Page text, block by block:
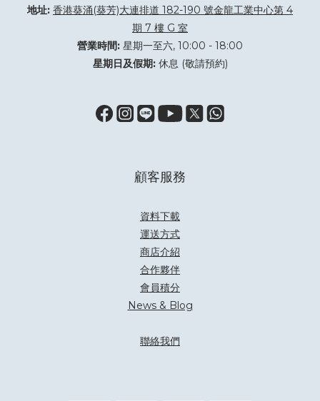
地址: 香港葵涌(葵芳)大連排道 182-190 號金龍工業中心第 4
期 7 樓 G 室
營業時間: 星期一至六, 10:00 - 18:00
星期日及假期:休息 (敬請預約)
顧客服務
資料下載
運送方式
商店介紹
合作夥伴
會員積分
News & Blog
聯絡我們